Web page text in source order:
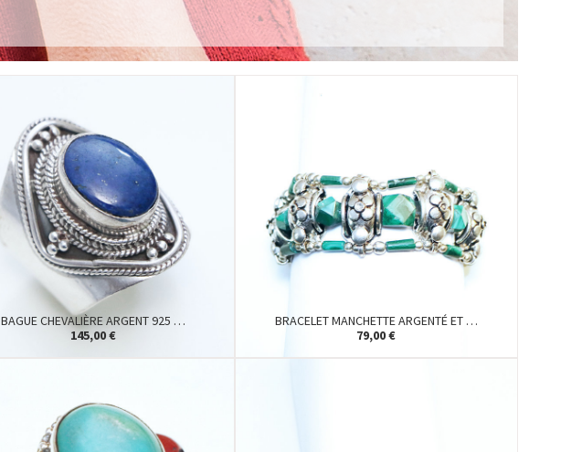
BAGUE CHEVALIÈRE ARGENT 925 …
145,00 €
BRACELET MANCHETTE ARGENTÉ ET …
79,00 €